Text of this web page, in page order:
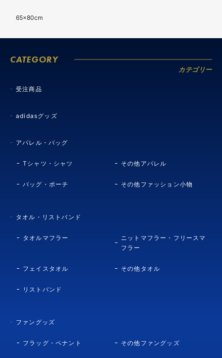
65×80cm
CATEGORY
カテゴリー
受注商品
adidasグッズ
アパレル・バッグ
Tシャツ・シャツ その他アパレル
バッグ・ポーチ その他ファッション小物
タオル・リストバンド
タオルマフラー
ニットマフラー・フリースマ
フラー
フェイスタオル その他タオル
リストバンド
ファングッズ
フラッグ・ペナント その他ファングッズ